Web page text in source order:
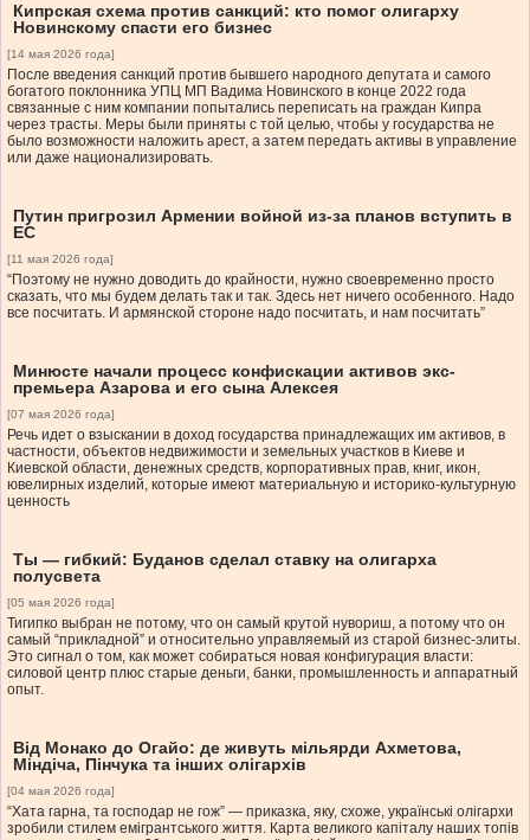
Кипрская схема против санкций: кто помог олигарху
Новинскому спасти его бизнес
[14 мая 2026 года]
После введения санкций против бывшего народного депутата и самого
богатого поклонника УПЦ МП Вадима Новинского в конце 2022 года
связанные с ним компании попытались переписать на граждан Кипра
через трасты. Меры были приняты с той целью, чтобы у государства не
было возможности наложить арест, а затем передать активы в управление
или даже национализировать.
Путин пригрозил Армении войной из-за планов вступить в
ЕС
[11 мая 2026 года]
“Поэтому не нужно доводить до крайности, нужно своевременно просто
сказать, что мы будем делать так и так. Здесь нет ничего особенного. Надо
все посчитать. И армянской стороне надо посчитать, и нам посчитать”
Минюсте начали процесс конфискации активов экс-
премьера Азарова и его сына Алексея
[07 мая 2026 года]
Речь идет о взыскании в доход государства принадлежащих им активов, в
частности, объектов недвижимости и земельных участков в Киеве и
Киевской области, денежных средств, корпоративных прав, книг, икон,
ювелирных изделий, которые имеют материальную и историко-культурную
ценность
Ты — гибкий: Буданов сделал ставку на олигарха
полусвета
[05 мая 2026 года]
Тигипко выбран не потому, что он самый крутой нувориш, а потому что он
самый “прикладной” и относительно управляемый из старой бизнес-элиты.
Это сигнал о том, как может собираться новая конфигурация власти:
силовой центр плюс старые деньги, банки, промышленность и аппаратный
опыт.
Від Монако до Огайо: де живуть мільярди Ахметова,
Міндіча, Пінчука та інших олігархів
[04 мая 2026 года]
“Хата гарна, та господар не гож” — приказка, яку, схоже, українські олігархи
зробили стилем емігрантського життя. Карта великого капіталу наших топів